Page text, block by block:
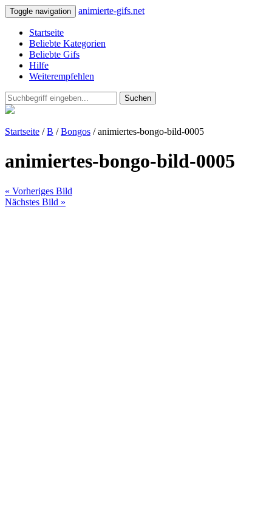
Toggle navigation animierte-gifs.net
Startseite
Beliebte Kategorien
Beliebte Gifs
Hilfe
Weiterempfehlen
Suchen
Startseite /B /Bongos / animiertes-bongo-bild-0005
animiertes-bongo-bild-0005
« Vorheriges Bild
Nächstes Bild »